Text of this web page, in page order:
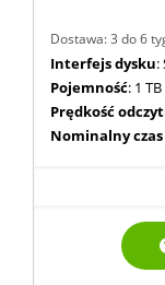
Dostawa: 3 do 6
Interfejs dysku:
Pojemność: 1 TB
Prędkość
Nominalny